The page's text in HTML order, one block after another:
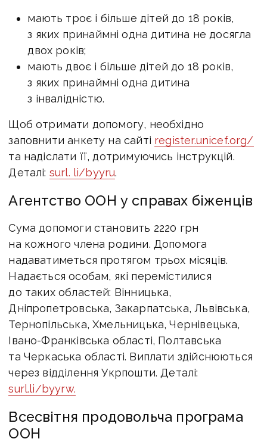
мають троє і більше дітей до 18 років,
з яких принаймні одна дитина не досягла
двох років;
мають двоє і більше дітей до 18 років,
з яких принаймні одна дитина
з інвалідністю.
Щоб отримати допомогу, необхідно
заповнити анкету на сайті register.unicef.org/
та надіслати її, дотримуючись інструкцій.
Деталі: surl. li/byyru.
Агентство ООН у справах біженців
Сума допомоги становить 2220 грн
на кожного члена родини. Допомога
надаватиметься протягом трьох місяців.
Надається особам, які перемістилися
до таких областей: Вінницька,
Дніпропетровська, Закарпатська, Львівська,
Тернопільська, Хмельницька, Чернівецька,
Івано-Франківська області, Полтавська
та Черкаська області. Виплати здійснюються
через відділення Укрпошти. Деталі:
surl.li/byyrw.
Всесвітня продовольча програма
ООН